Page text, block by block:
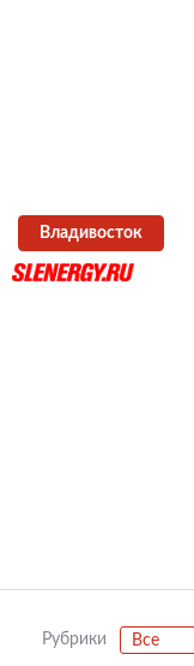
Владивосток
Рубрики Все